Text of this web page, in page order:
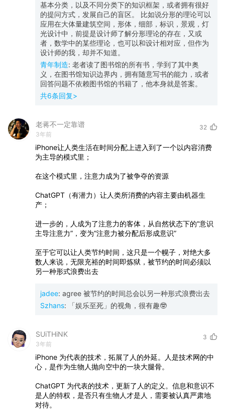
基本分类，以及不同分类下的知识框架，或者拥有很好
的提问方式，发展自己的盲区。 比如说分形的理论可以
应用在大体量建筑空间，形体，细部，标识，景观，灯
光设计中，前提是设计师了解分形理论的存在，又或
者，数学中的某些理论，也可以和设计相对应，但作为
设计师的我，却并不知道。
青年制造: 老者读了图书馆的所有书，学到了其中奥
义，在图书馆知识边界内，拥有随意写书的能力，或者
回答问题不依赖图书馆的书籍了，他本身就是答案。
共6条回复>
老蒋不一定靠谱
3年前
32
iPhone让人类生活在时间分配上进入到了一个以内容消费
为主导的模式里；
在这个模式里，注意力成为了被争夺的资源
ChatGPT（有潜力）让人类所消费的内容主要由机器生
产；
进一步的，人成为了注意力的客体，从自然状态下的“意识
主导注意力”，变为“注意力被分配后形成意识”
至于它可以让人类节约时间，这只是一个幌子，对绝大多
数人来说，无限充裕的时间即炼狱，被节约的时间必须以
另一种形式浪费出去
jadee: agree 被节约的时间总会以另一种形式浪费出去
Szhans: 「娱乐至死」的视角，很有趣🤓
SUiTHiNK
3年前
3
iPhone 为代表的技术，拓展了人的外延。人是技术网的中
心，是作为生物人抛向空中的一块大腿骨。
ChatGPT 为代表的技术，更新了人的定义。信息和意识不
是人的特权，是否只有生物人才是人，需要被认真严肃地
对待。